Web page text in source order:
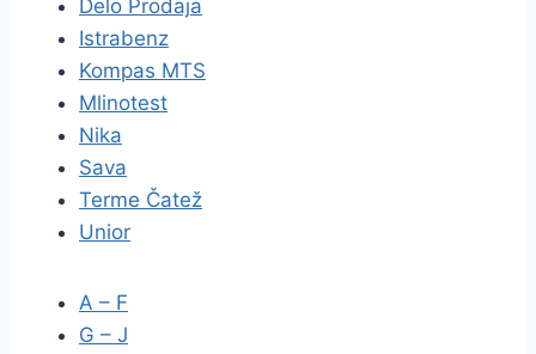
Delo Prodaja
Istrabenz
Kompas MTS
Mlinotest
Nika
Sava
Terme Čatež
Unior
A – F
G – J